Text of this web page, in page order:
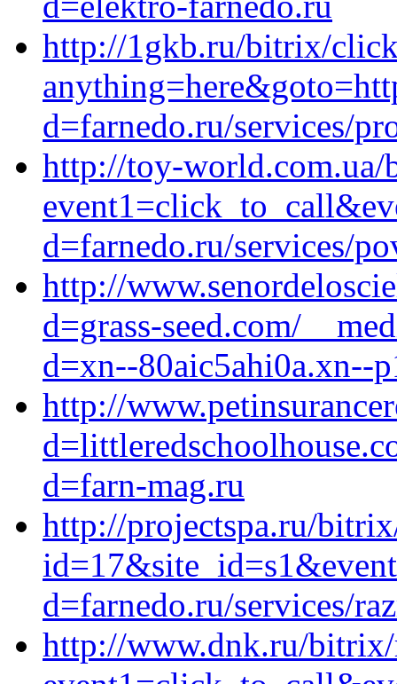
http://1gkb.ru/bitrix/
d=farnedo.ru/services/
http://toy-world.com.ua/
d=farnedo.ru/services/
http://
d=grass-seed.com/
d=xn--80aic5ahi0a.xn--
http://
d=farn-mag.ru
http://projectspa.ru/
d=farnedo.ru/services/
http://www.dnk.ru/bitrix/